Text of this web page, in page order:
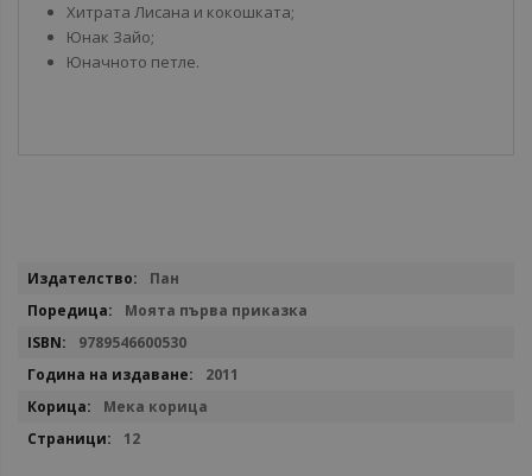
Хитрата Лисана и кокошката;
Юнак Зайо;
Юначното петле.
Повече
Пан
Моята първа приказка
9789546600530
2011
Мека корица
12